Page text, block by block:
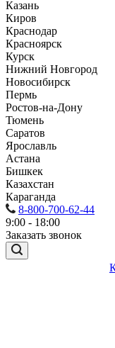
Казань
Киров
Краснодар
Красноярск
Курск
Нижний Новгород
Новосибирск
Пермь
Ростов-на-Дону
Тюмень
Саратов
Ярославль
Астана
Бишкек
Казахстан
Караганда
8-800-700-62-44
9:00 - 18:00
Заказать звонок